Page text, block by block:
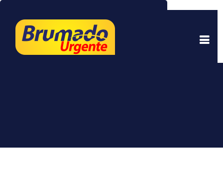
experiência. Ao continuar a navegar, você está
de acordo com isso.Saber mais.